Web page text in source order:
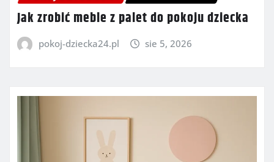
Jak zrobić meble z palet do pokoju dziecka
pokoj-dziecka24.pl sie 5, 2026